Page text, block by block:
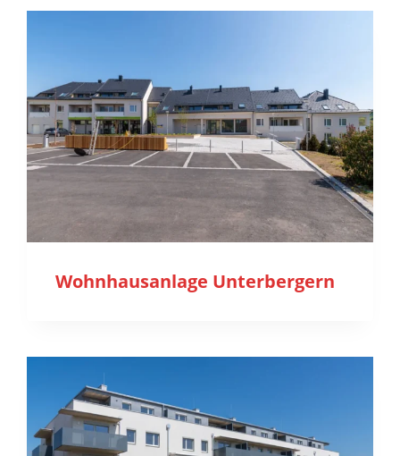
Wohnhausanlage Unterbergern